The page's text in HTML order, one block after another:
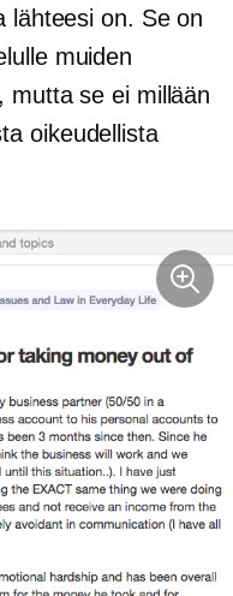
lähteesi on. Se on
muiden
mutta se ei millään
oikeudellista